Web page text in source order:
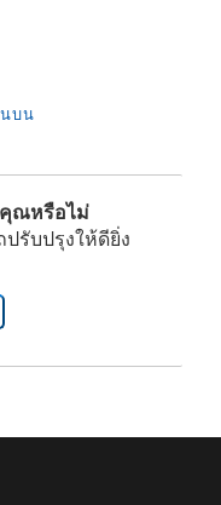
บน
ณหรือไม่
ปรับปรุงให้ดียิ่ง